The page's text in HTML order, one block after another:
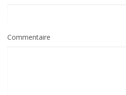
Commentaire